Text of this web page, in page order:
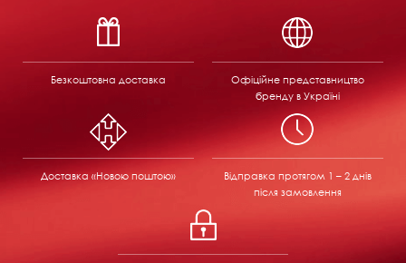
Безкоштовна доставка
Офіційне представництво
бренду в Україні
Доставка «Новою поштою» Відправка протягом 1 – 2 днів
після замовлення